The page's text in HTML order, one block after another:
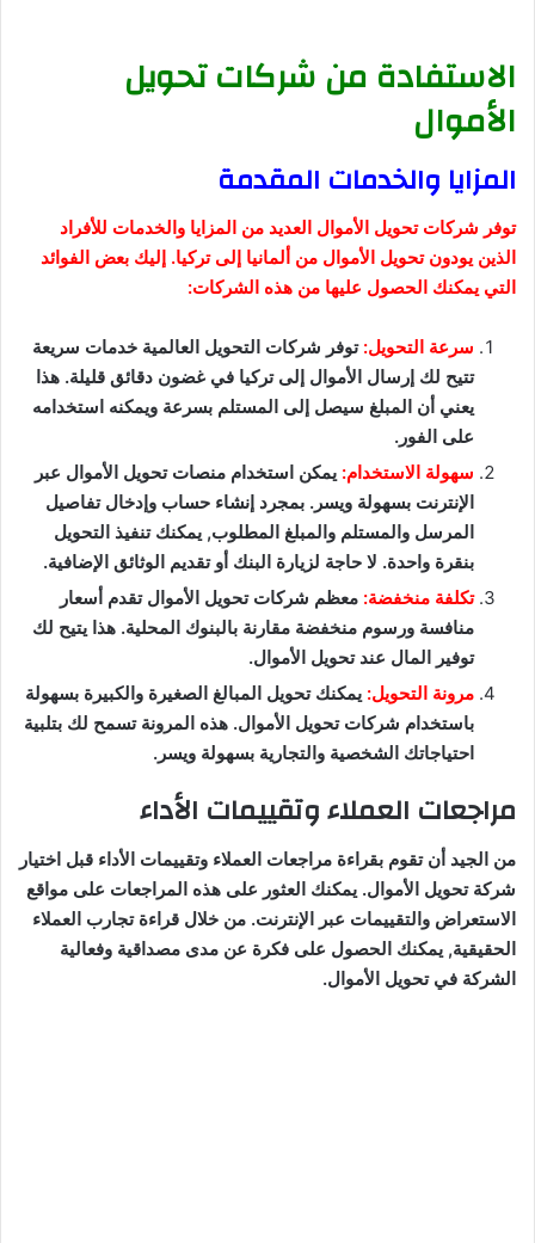
الاستفادة من شركات تحويل
الأموال
المزايا والخدمات المقدمة
توفر شركات تحويل الأموال العديد من المزايا والخدمات للأفراد
الذين يودون تحويل الأموال من ألمانيا إلى تركيا. إليك بعض الفوائد
التي يمكنك الحصول عليها من هذه الشركات:
سرعة التحويل:توفر شركات التحويل العالمية خدمات سريعة
تتيح لك إرسال الأموال إلى تركيا في غضون دقائق قليلة. هذا
يعني أن المبلغ سيصل إلى المستلم بسرعة ويمكنه استخدامه
على الفور.
سهولة الاستخدام: يمكن استخدام منصات تحويل الأموال عبر
الإنترنت بسهولة ويسر. بمجرد إنشاء حساب وإدخال تفاصيل
المرسل والمستلم والمبلغ المطلوب, يمكنك تنفيذ التحويل
بنقرة واحدة. لا حاجة لزيارة البنك أو تقديم الوثائق الإضافية.
تكلفة منخفضة: معظم شركات تحويل الأموال تقدم أسعار
منافسة ورسوم منخفضة مقارنة بالبنوك المحلية. هذا يتيح لك
توفير المال عند تحويل الأموال.
مرونة التحويل: يمكنك تحويل المبالغ الصغيرة والكبيرة بسهولة
باستخدام شركات تحويل الأموال. هذه المرونة تسمح لك بتلبية
احتياجاتك الشخصية والتجارية بسهولة ويسر.
مراجعات العملاء وتقييمات الأداء
من الجيد أن تقوم بقراءة مراجعات العملاء وتقييمات الأداء قبل اختيار
شركة تحويل الأموال. يمكنك العثور على هذه المراجعات على مواقع
الاستعراض والتقييمات عبر الإنترنت. من خلال قراءة تجارب العملاء
الحقيقية, يمكنك الحصول على فكرة عن مدى مصداقية وفعالية
الشركة في تحويل الأموال.